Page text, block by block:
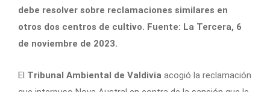
debe resolver sobre reclamaciones similares en
otros dos centros de cultivo. Fuente: La Tercera, 6
de noviembre de 2023.
El Tribunal Ambiental de Valdivia acogió la reclamación